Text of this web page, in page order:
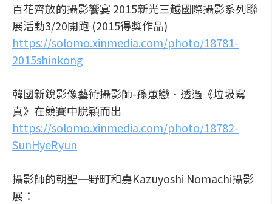
百花齊放的攝影饗宴 2015新光三越國際攝影系列聯
展活動3/20開跑 (2015得獎作品)
https://solomo.xinmedia.com/photo/18781-
2015shinkong
韓國新銳影像藝術攝影師-孫蕙戀．透過《垃圾寫
真》在競賽中脫穎而出
https://solomo.xinmedia.com/photo/18782-
SunHyeRyun
攝影師的朝聖─野町和嘉Kazuyoshi Nomachi攝影
展：